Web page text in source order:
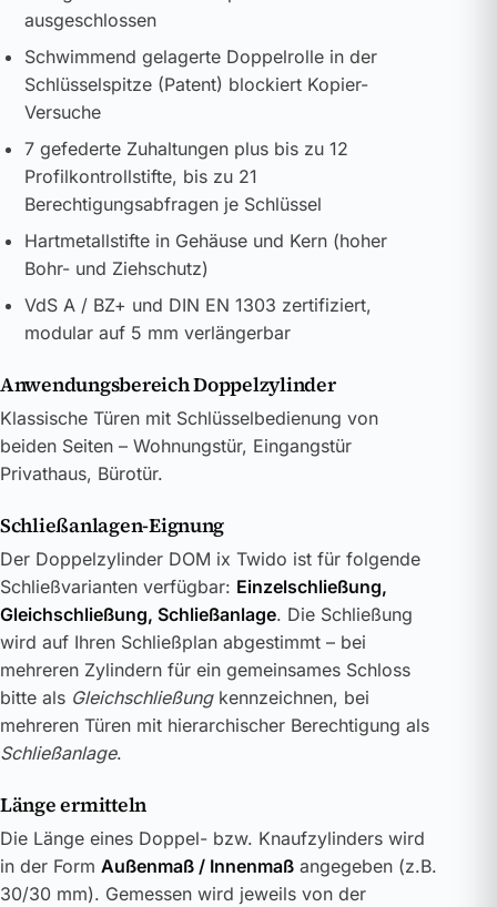
ausgeschlossen
Schwimmend gelagerte Doppelrolle in der
Schlüsselspitze (Patent) blockiert Kopier-
Versuche
7 gefederte Zuhaltungen plus bis zu 12
Profilkontrollstifte, bis zu 21
Berechtigungsabfragen je Schlüssel
Hartmetallstifte in Gehäuse und Kern (hoher
Bohr- und Ziehschutz)
VdS A / BZ+ und DIN EN 1303 zertifiziert,
modular auf 5 mm verlängerbar
Anwendungsbereich Doppelzylinder
Klassische Türen mit Schlüsselbedienung von
beiden Seiten – Wohnungstür, Eingangstür
Privathaus, Bürotür.
Schließanlagen-Eignung
Der Doppelzylinder DOM ix Twido ist für folgende
Schließvarianten verfügbar: Einzelschließung,
Gleichschließung, Schließanlage. Die Schließung
wird auf Ihren Schließplan abgestimmt – bei
mehreren Zylindern für ein gemeinsames Schloss
bitte als Gleichschließungkennzeichnen, bei
mehreren Türen mit hierarchischer Berechtigung als
Schließanlage.
Länge ermitteln
Die Länge eines Doppel- bzw. Knaufzylinders wird
in der Form Außenmaß / Innenmaß angegeben (z.B.
30/30 mm). Gemessen wird jeweils von der